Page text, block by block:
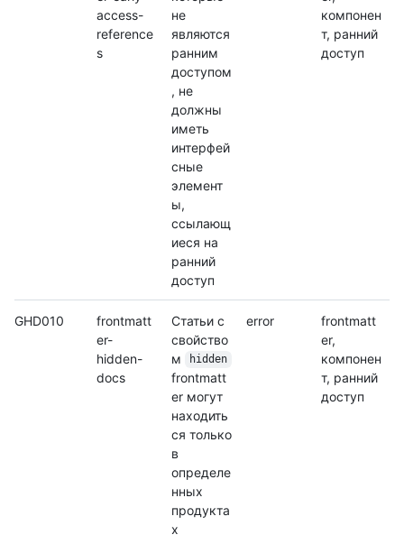
access-
reference
s
не
являются
ранним
доступом
, не
должны
иметь
интерфей
сные
элемент
ы,
ссылающ
иеся на
ранний
доступ
компонен
т, ранний
доступ
GHD010
frontmatt
er-
hidden-
docs
Статьи с
свойство
м
hidden
frontmatt
er могут
находить
ся только
в
определе
нных
продукта
х
error
frontmatt
er,
компонен
т, ранний
доступ